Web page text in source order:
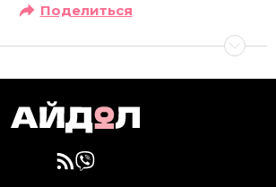
Поделиться